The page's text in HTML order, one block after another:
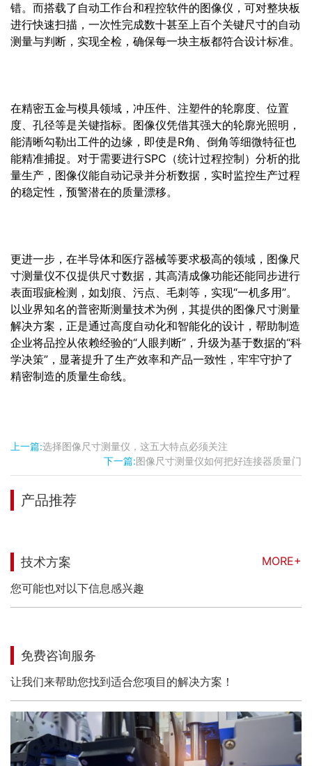
错。而搭载了自动工作台和程控软件的图像仪，可对整块板
进行快速扫描，一次性完成数十甚至上百个关键尺寸的自动
测量与判断，实现全检，确保每一块主板都符合设计标准。
在精密五金与模具领域，冲压件、注塑件的轮廓度、位置
度、孔径等是关键指标。图像仪凭借其强大的轮廓光照明，
能清晰勾勒出工件的边缘，即使是R角、倒角等细微特征也
能精准捕捉。对于需要进行SPC（统计过程控制）分析的批
量生产，图像仪能自动记录并分析数据，实时监控生产过程
的稳定性，预警潜在的质量漂移。
更进一步，在半导体和医疗器械等要求极高的领域，图像尺
寸测量仪不仅提供尺寸数据，其高清成像功能还能同步进行
表面瑕疵检测，如划痕、污点、毛刺等，实现“一机多用”。
以业界知名的普密斯测量技术为例，其提供的图像尺寸测量
解决方案，正是通过高度自动化和智能化的设计，帮助制造
企业将品控从依赖经验的“人眼判断”，升级为基于数据的“科
学决策”，显著提升了生产效率和产品一致性，牢牢守护了
精密制造的质量生命线。
上一篇:选择图像尺寸测量仪，这五大特点必须关注
下一篇:图像尺寸测量仪如何把好连接器质量门
产品推荐
技术方案
MORE+
您可能也对以下信息感兴趣
免费咨询服务
让我们来帮助您找到适合您项目的解决方案！